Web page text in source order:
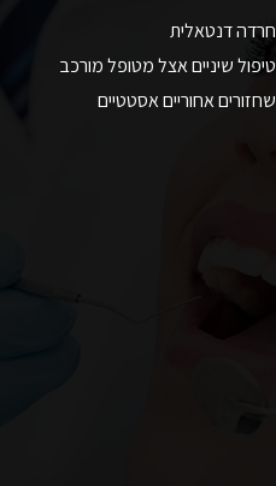
חרדה דנטאלית
טיפול שיניים אצל מטופל מורכב
שחזורים אחוריים אסטטיים